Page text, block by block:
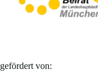
gefördert von: